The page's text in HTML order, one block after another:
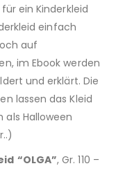
ein Kinderkleid
einfach
auf
im Ebook werden
und erklärt. Die
lassen das Kleid
als Halloween
“OLGA”, Gr. 110 –